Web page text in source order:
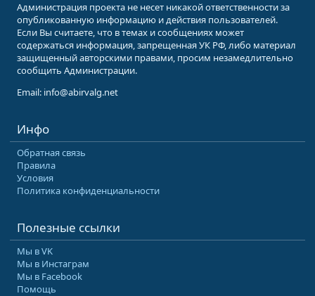
Администрация проекта не несет никакой ответственности за
опубликованную информацию и действия пользователей.
Если Вы считаете, что в темах и сообщениях может
содержаться информация, запрещенная УК РФ, либо материал
защищенный авторскими правами, просим незамедлительно
сообщить Администрации.
Email: info@abirvalg.net
Инфо
Обратная связь
Правила
Условия
Политика конфиденциальности
Полезные ссылки
Мы в VK
Мы в Инстаграм
Мы в Facebook
Помощь